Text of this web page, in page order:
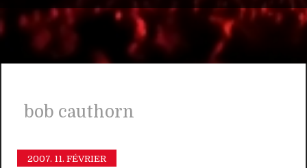
bob cauthorn
2007. 11. FÉVRIER